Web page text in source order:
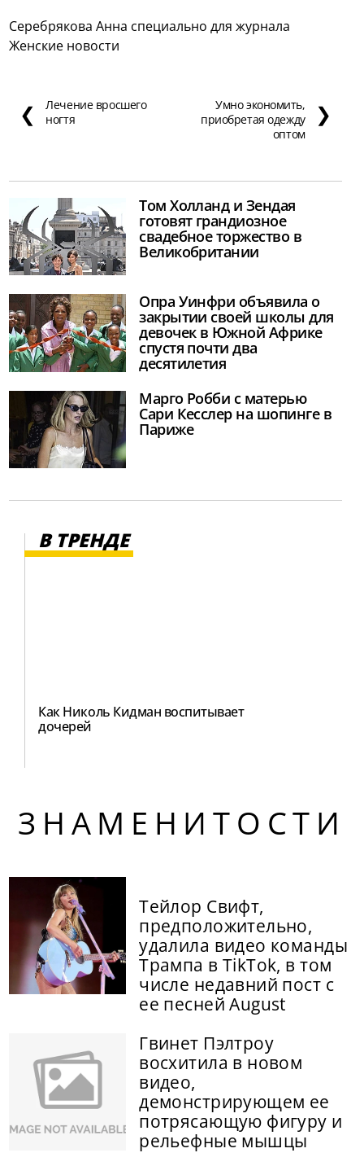
Серебрякова Анна специально для журнала
Женские новости
❮
Лечение вросшего
ногтя
Умно экономить,
приобретая одежду
оптом
❯
Том Холланд и Зендая
готовят грандиозное
свадебное торжество в
Великобритании
Опра Уинфри объявила о
закрытии своей школы для
девочек в Южной Африке
спустя почти два
десятилетия
Марго Робби с матерью
Сари Кесслер на шопинге в
Париже
В ТРЕНДЕ
Как Николь Кидман воспитывает
дочерей
ЗНАМЕНИТОСТИ
Тейлор Свифт,
предположительно,
удалила видео команды
Трампа в TikTok, в том
числе недавний пост с
ее песней August
Гвинет Пэлтроу
восхитила в новом
видео,
демонстрирующем ее
потрясающую фигуру и
рельефные мышцы